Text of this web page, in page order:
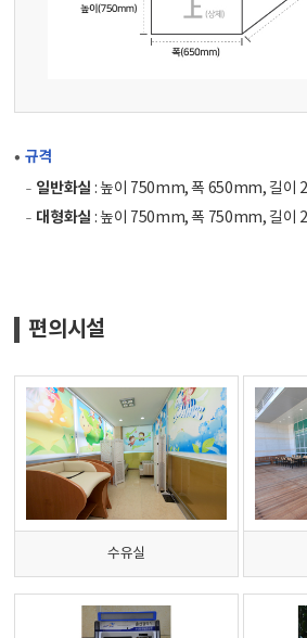
규격
일반화실 : 높이 750mm, 폭 650mm, 길이
대형화실 : 높이 750mm, 폭 750mm, 길이
편의시설
수유실